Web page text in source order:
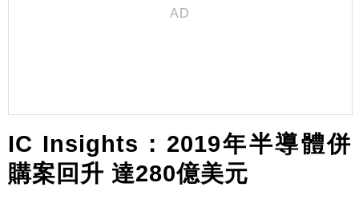
IC Insights：2019年半導體併
購案回升 達280億美元